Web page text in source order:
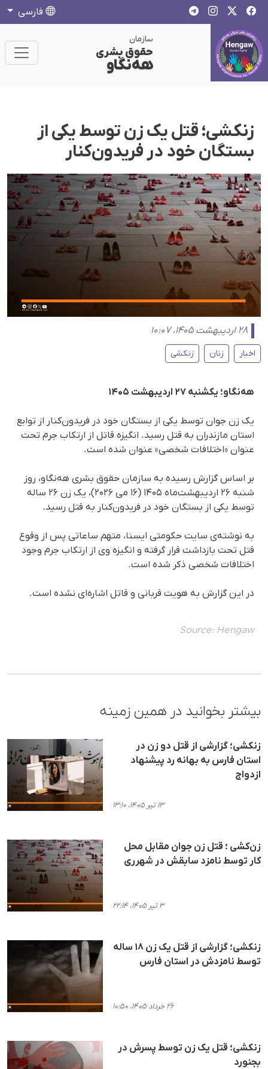
فارسی
سازمان
حقوق بشری
هەنگاو
زنکشی؛ قتل یک زن توسط یکی از
بستگان خود در فریدون‌کنار
۲۸ اردیبهشت ۱۴۰۵، ۱۰:۰۷
اخبار زنان زنکشی
هه‌نگاو؛ یکشنبه ۲۷ اردیبهشت‌ ۱۴۰۵
یک زن جوان توسط یکی از بستگان خود در فریدون‌کنار از توابع
استان مازندران به قتل رسید. انگیزه قاتل از ارتکاب جرم تحت
عنوان «اختلافات شخصی» عنوان شده است.
بر اساس گزارش رسیده به سازمان حقوق بشری هه‌نگاو، روز
شنبه ۲۶ اردیبهشت‌ماه ۱۴۰۵ (۱۶ می ۲۰۲۶)، یک زن ۲۶ ساله
توسط یکی از بستگان خود در فریدون‌کنار به قتل رسید.
به نوشته‌ی سایت حکومتی ایسنا، متهم ساعاتی پس از وقوع
قتل تحت بازداشت قرار گرفته و انگیزه وی از ارتکاب جرم وجود
اختلافات شخصی ذکر شده است.
در این گزارش به هویت قربانی و قاتل اشاره‌ای نشده است.
Source: Hengaw
بیشتر بخوانید در همین زمینه
زنکشی؛ گزارشی از قتل دو زن در
استان فارس به بهانه رد پیشنهاد
ازدواج
۱۳ تیر ۱۴۰۵، ۱۳:۱۰
زن‌کشی ؛ قتل زن جوان مقابل محل
کار توسط نامزد سابقش در شهرری
۳ تیر ۱۴۰۵، ۲۲:۱۴
زنکشی؛ گزارشی از قتل یک زن ۱۸ ساله
توسط نامزدش در استان فارس
۲۶ خرداد ۱۴۰۵، ۱۰:۵۰
زنکشی؛ قتل یک زن توسط پسرش در
بجنورد